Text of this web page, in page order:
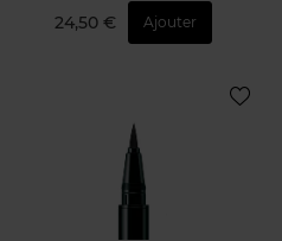
24,50 € Ajouter